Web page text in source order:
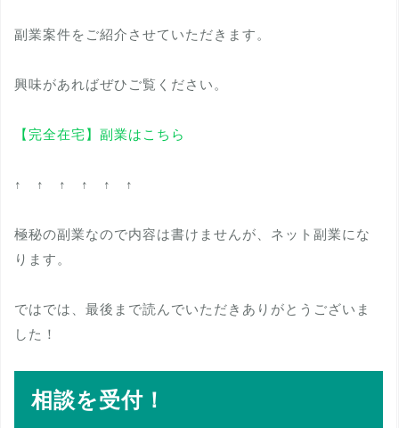
副業案件をご紹介させていただきます。
興味があればぜひご覧ください。
【完全在宅】副業はこちら
↑ ↑ ↑ ↑ ↑ ↑
極秘の副業なので内容は書けませんが、ネット副業にな
ります。
ではでは、最後まで読んでいただきありがとうございま
した！
相談を受付！